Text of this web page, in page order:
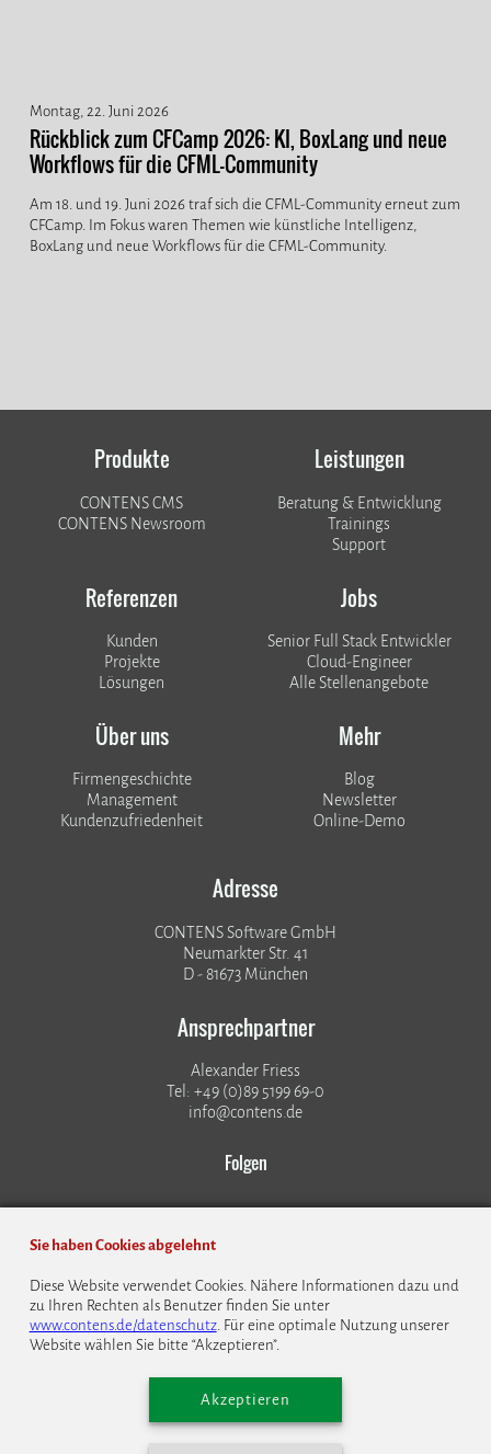
Montag, 22. Juni 2026
Rückblick zum CFCamp 2026: KI, BoxLang und neue
Workflows für die CFML-Community
Am 18. und 19. Juni 2026 traf sich die CFML-Community erneut zum
CFCamp. Im Fokus waren Themen wie künstliche Intelligenz,
BoxLang und neue Workflows für die CFML-Community.
Produkte
CONTENS CMS
CONTENS Newsroom
Leistungen
Beratung & Entwicklung
Trainings
Support
Referenzen
Kunden
​​​​​​​Projekte
Lösungen
Jobs
Senior Full Stack Entwickler
Cloud-Engineer
Alle Stellenangebote
Über uns
Firmengeschichte
Management
Kundenzufriedenheit
Mehr
Blog
Newsletter
Online-Demo
Adresse
CONTENS Software GmbH
Neumarkter Str. 41
D - 81673 München
Ansprechpartner
Alexander Friess
Tel: +49 (0)89 5199 69-0
info@contens.de
Folgen
© 1999 - 2026 CONTENS Software GmbH
Cookie Einstellungen
English
Sie haben Cookies abgelehnt
Diese Website verwendet Cookies. Nähere Informationen dazu und
zu Ihren Rechten als Benutzer finden Sie unter
www.contens.de/datenschutz. Für eine optimale Nutzung unserer
Website wählen Sie bitte “Akzeptieren”.
Akzeptieren